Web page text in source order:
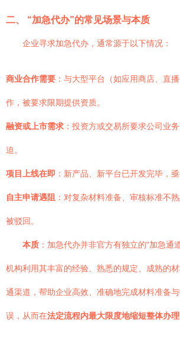
二、 “加急代办”的常见场景与本质
企业寻求加急代办，通常源于以下情况：
商业合作需要 ：与大型平台（如应用商店、直
作，被要求限期提供资质。
融资或上市需求 ：投资方或交易所要求公司业
迫。
项目上线在即 ：新产品、新平台已开发完毕，
自主申请遇阻 ：对复杂材料准备、审核标准不
被驳回。
本质 ：加急代办并非官方有独立的“加急通
机构利用其丰富的经验、熟悉的规定、成熟的
通渠道，帮助企业高效、准确地完成材料准备
误，从而在法定流程内最大限度地缩短整体办